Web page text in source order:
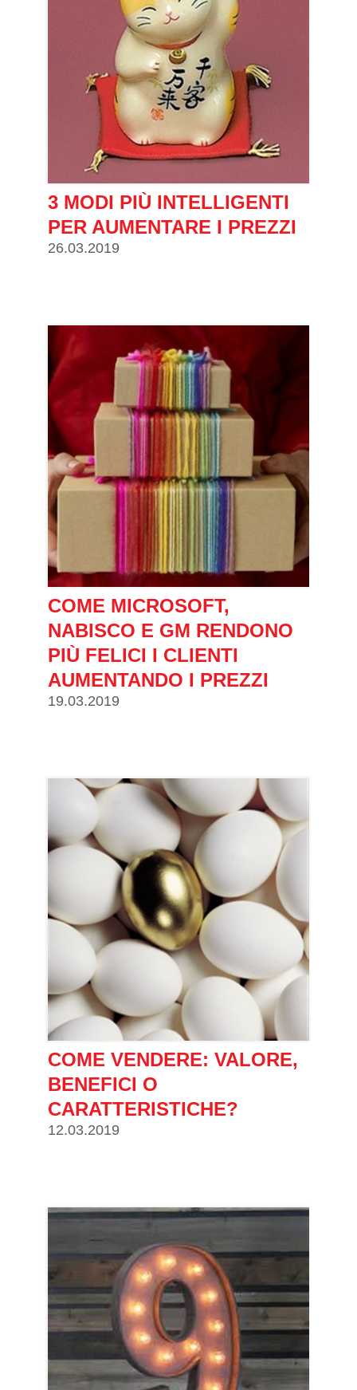
3 MODI PIÙ INTELLIGENTI
PER AUMENTARE I PREZZI
26.03.2019
COME MICROSOFT,
NABISCO E GM RENDONO
PIÙ FELICI I CLIENTI
AUMENTANDO I PREZZI
19.03.2019
COME VENDERE: VALORE,
BENEFICI O
CARATTERISTICHE?
12.03.2019